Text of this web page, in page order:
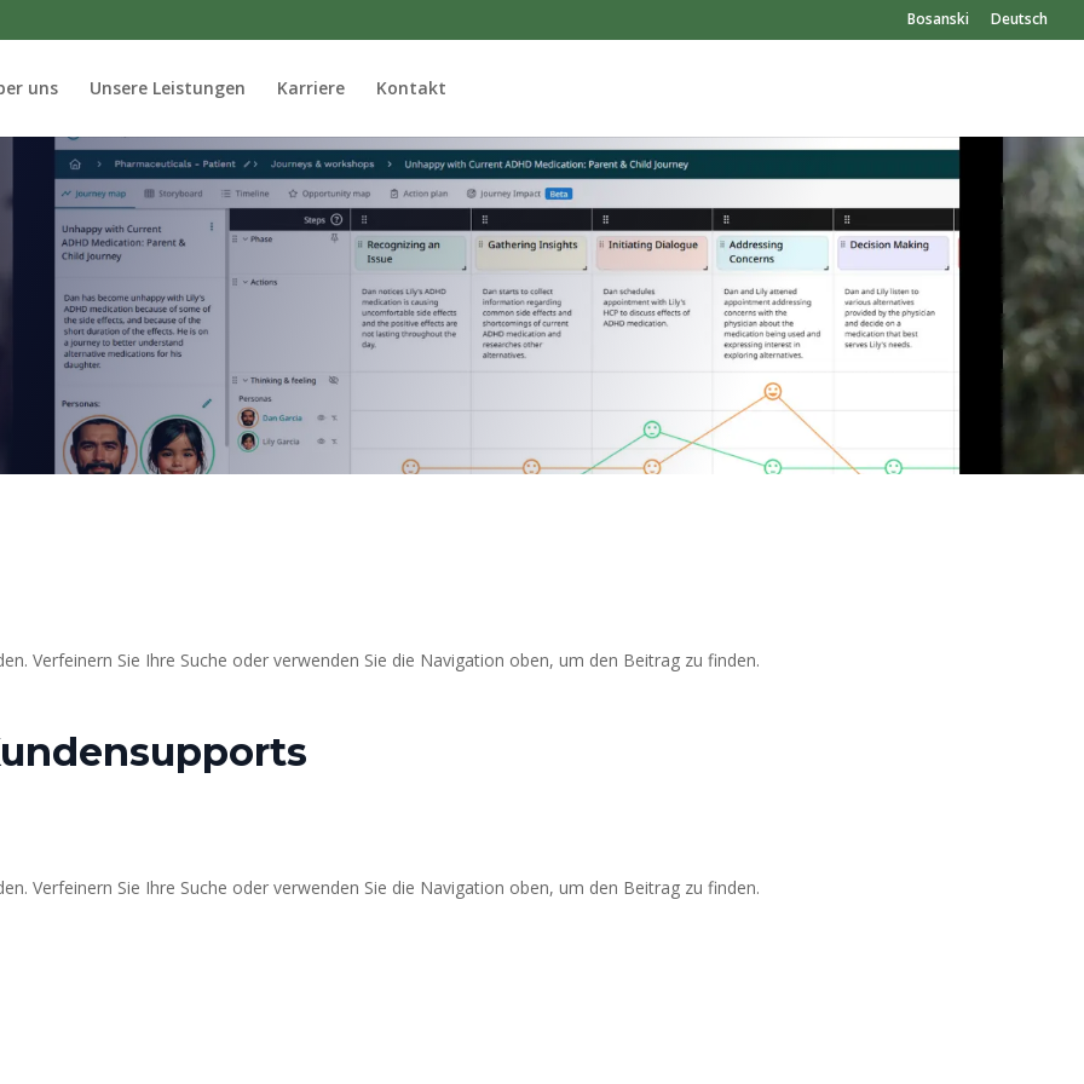
Bosanski Deutsch
uns Unsere Leistungen Karriere Kontakt
Verfeinern Sie Ihre Suche oder verwenden Sie die Navigation oben, um den Beitrag zu finden.
Verfeinern Sie Ihre Suche oder verwenden Sie die Navigation oben, um den Beitrag zu finden.